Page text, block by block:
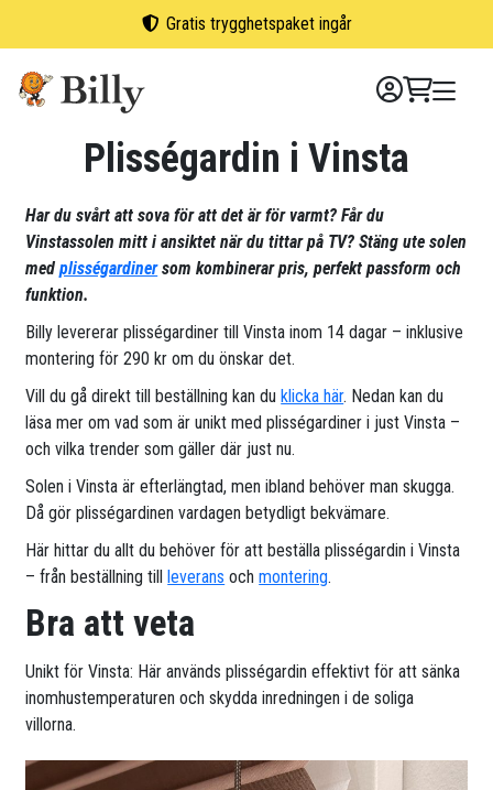
Gratis trygghetspaket ingår
Plisségardin i Vinsta
Har du svårt att sova för att det är för varmt? Får du
Vinstassolen mitt i ansiktet när du tittar på TV? Stäng ute solen
medplisségardinersom kombinerar pris, perfekt passform och
funktion.
Billy levererar plisségardiner till Vinsta inom 14 dagar – inklusive
montering för 290 kr om du önskar det.
Vill du gå direkt till beställning kan duklicka här. Nedan kan du
läsa mer om vad som är unikt med plisségardiner i just Vinsta –
och vilka trender som gäller där just nu.
Solen i Vinsta är efterlängtad, men ibland behöver man skugga.
Då gör plisségardinen vardagen betydligt bekvämare.
Här hittar du allt du behöver för att beställa plisségardin i Vinsta
– från beställning tillleverans ochmontering.
Bra att veta
Unikt för Vinsta: Här används plisségardin effektivt för att sänka
inomhustemperaturen och skydda inredningen i de soliga
villorna.